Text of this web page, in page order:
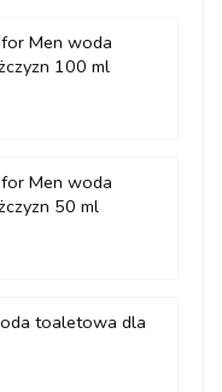
Men woda
100 ml
Men woda
50 ml
toaletowa dla